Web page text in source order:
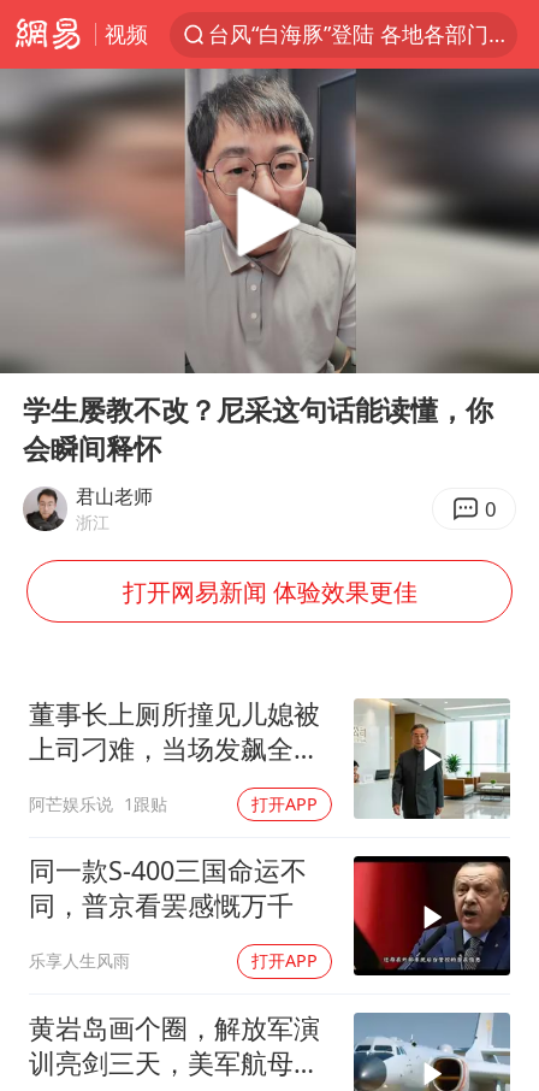
视频
台风“白海豚”登陆 各地各部门全力应对
奥沙利文晋级斯诺克中国公开赛16强
路虎卫士110 HSE限时降价
我国发现稀散金属独立新矿物——乌斯河锗矿
上海鼓励居家办公
部分银行上调存款利率
小沈阳加盟《披荆斩棘》
新疆生产建设兵团生态环境局原局长被查
朱一龙的鼻子怎么了
周星驰妈妈现身香港首映礼
上海地铁4条线路全线停运
费大厨口号更改 不再宣传小炒肉大王
56岁刘奕君跟13岁女儿合跳
从科技创新看开局起步的时与势
Play
01:40
学生屡教不改？尼采这句话能读懂，你
会瞬间释怀
君山老师
浙江 0
打开网易新闻 体验效果更佳
董事长上厕所撞见儿媳被
上司刁难，当场发飙全场
阿芒娱乐说 1跟贴 打开APP
同一款S-400三国命运不
同，普京看罢感慨万千
乐享人生风雨 打开APP
黄岩岛画个圈，解放军演
训亮剑三天，美军航母从